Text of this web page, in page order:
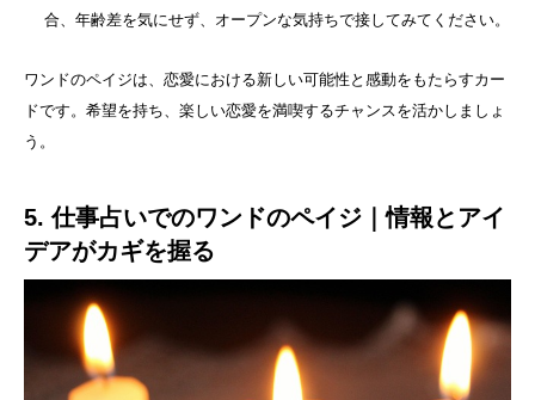
合、年齢差を気にせず、オープンな気持ちで接してみてください。
ワンドのペイジは、恋愛における新しい可能性と感動をもたらすカー
ドです。希望を持ち、楽しい恋愛を満喫するチャンスを活かしましょ
う。
5. 仕事占いでのワンドのペイジ｜情報とアイ
デアがカギを握る